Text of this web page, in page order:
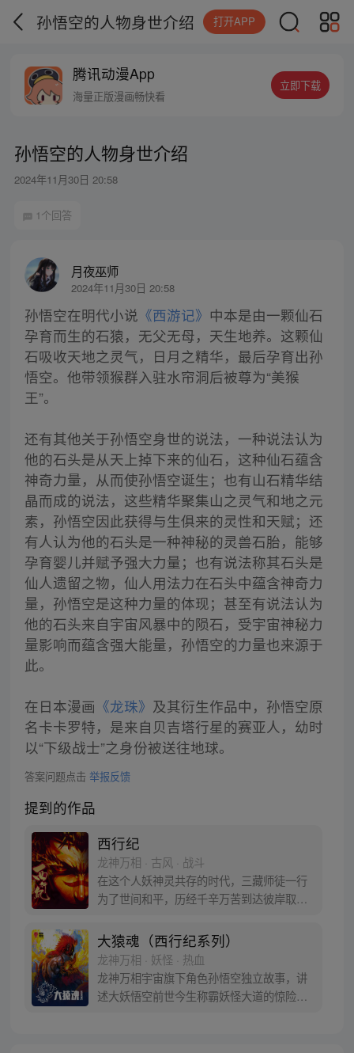
孙悟空的人物身世介绍 打开APP
腾讯动漫App
海量正版漫画畅快看
立即下载
孙悟空的人物身世介绍
2024年11月30日 20:58
1个回答
月夜巫师
2024年11月30日 20:58
孙悟空在明代小说 《西游记》 中本是由一颗仙石
孕育而生的石猿，无父无母，天生地养。这颗仙
石吸收天地之灵气，日月之精华，最后孕育出孙
悟空。他带领猴群入驻水帘洞后被尊为“美猴
王”。
还有其他关于孙悟空身世的说法，一种说法认为
他的石头是从天上掉下来的仙石，这种仙石蕴含
神奇力量，从而使孙悟空诞生；也有山石精华结
晶而成的说法，这些精华聚集山之灵气和地之元
素，孙悟空因此获得与生俱来的灵性和天赋；还
有人认为他的石头是一种神秘的灵兽石胎，能够
孕育婴儿并赋予强大力量；也有说法称其石头是
仙人遗留之物，仙人用法力在石头中蕴含神奇力
量，孙悟空是这种力量的体现；甚至有说法认为
他的石头来自宇宙风暴中的陨石，受宇宙神秘力
量影响而蕴含强大能量，孙悟空的力量也来源于
此。
在日本漫画 《龙珠》 及其衍生作品中，孙悟空原
名卡卡罗特，是来自贝吉塔行星的赛亚人，幼时
以“下级战士”之身份被送往地球。
答案问题点击 举报反馈
提到的作品
西行纪
龙神万相 · 古风 · 战斗
在这个人妖神灵共存的时代，三藏师徒一行
为了世间和平，历经千辛万苦到达彼岸取
变得美好….随着阴谋慢慢揭露，暗魂四起,
为了让“永恒之火”重新归位，小狼妖白狼不
辞万难，找到唐三藏大法师，和他一起重新
寻回徒弟们，组成全新“西行小队”，再度踏
上西行之旅……
大猿魂（西行纪系列）
龙神万相 · 妖怪 · 热血
龙神万相宇宙旗下角色孙悟空独立故事，讲
述大妖悟空前世今生称霸妖怪大道的惊险历